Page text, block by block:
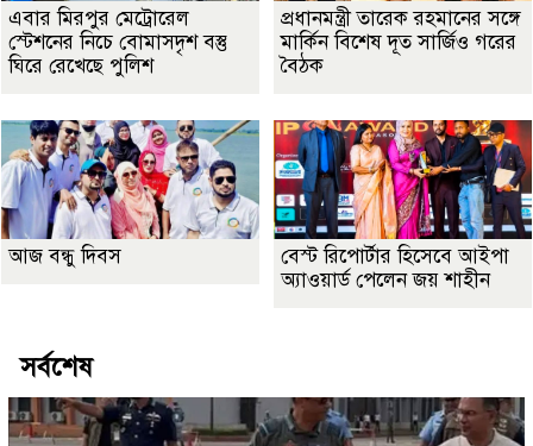
এবার মিরপুর মেট্রোরেল
স্টেশনের নিচে বোমাসদৃশ বস্তু
ঘিরে রেখেছে পুলিশ
প্রধানমন্ত্রী তারেক রহমানের সঙ্গে
মার্কিন বিশেষ দূত সার্জিও গরের
বৈঠক
আজ বন্ধু দিবস
বেস্ট রিপোর্টার হিসেবে আইপা
অ্যাওয়ার্ড পেলেন জয় শাহীন
সর্বশেষ